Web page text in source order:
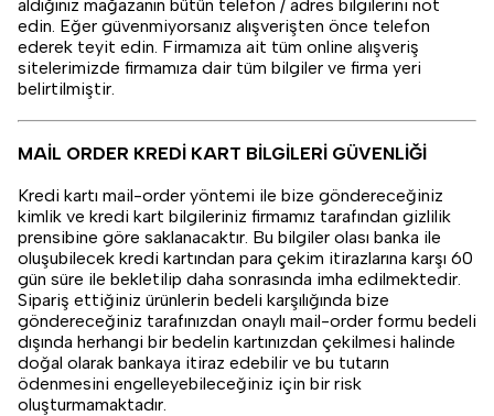
aldığınız mağazanın bütün telefon / adres bilgilerini not
edin. Eğer güvenmiyorsanız alışverişten önce telefon
ederek teyit edin. Firmamıza ait tüm online alışveriş
sitelerimizde firmamıza dair tüm bilgiler ve firma yeri
belirtilmiştir.
MAİL ORDER KREDİ KART BİLGİLERİ GÜVENLİĞİ
Kredi kartı mail-order yöntemi ile bize göndereceğiniz
kimlik ve kredi kart bilgileriniz firmamız tarafından gizlilik
prensibine göre saklanacaktır. Bu bilgiler olası banka ile
oluşubilecek kredi kartından para çekim itirazlarına karşı 60
gün süre ile bekletilip daha sonrasında imha edilmektedir.
Sipariş ettiğiniz ürünlerin bedeli karşılığında bize
göndereceğiniz tarafınızdan onaylı mail-order formu bedeli
dışında herhangi bir bedelin kartınızdan çekilmesi halinde
doğal olarak bankaya itiraz edebilir ve bu tutarın
ödenmesini engelleyebileceğiniz için bir risk
oluşturmamaktadır.